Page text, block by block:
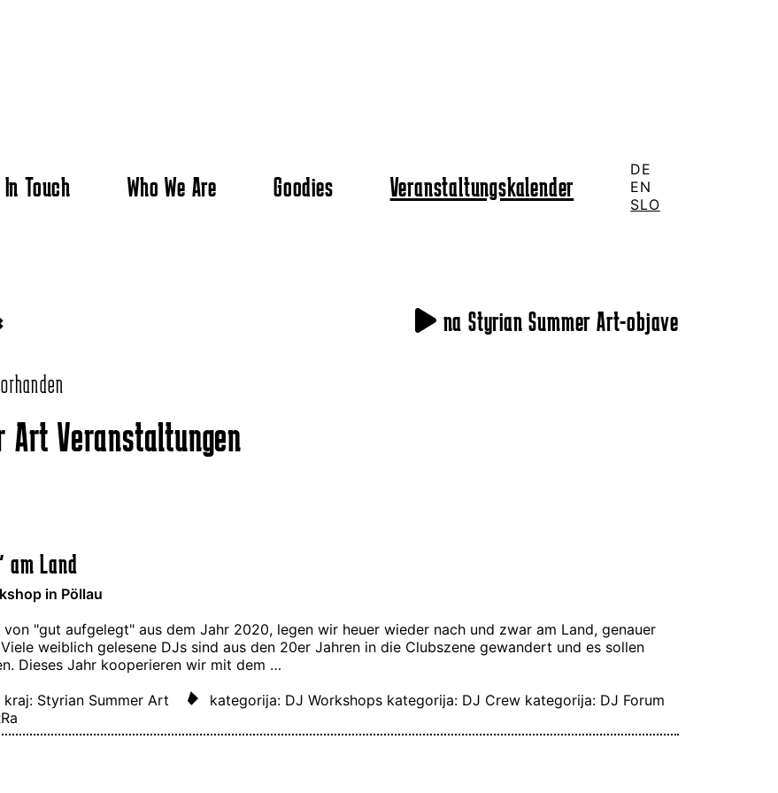
Touch Who We Are Goodies Veranstaltungskalender
DE
EN
SLO
na Styrian Summer Art-objave
Art Veranstaltungen
am Land
in Pöllau
"gut aufgelegt" aus dem Jahr 2020, legen wir heuer wieder nach und zwar am Land, genauer
weiblich gelesene DJs sind aus den 20er Jahren in die Clubszene gewandert und es sollen
Dieses Jahr kooperieren wir mit dem …
kraj: Styrian Summer Art kategorija: DJ Workshops kategorija: DJ Crew kategorija: DJ Forum